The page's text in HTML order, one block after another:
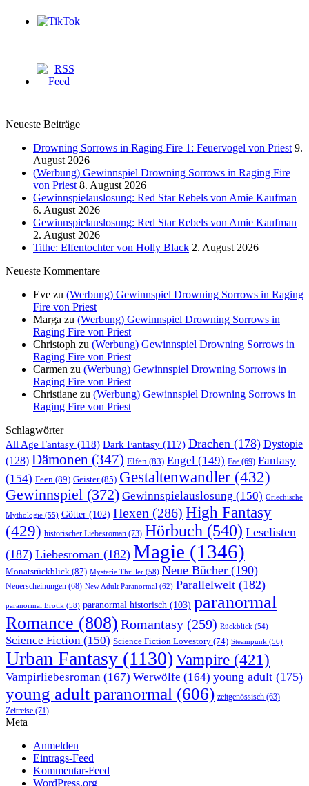
Neueste Beiträge
Drowning Sorrows in Raging Fire 1: Feuervogel von Priest 9.
August 2026
(Werbung) Gewinnspiel Drowning Sorrows in Raging Fire
von Priest 8. August 2026
Gewinnspielauslosung: Red Star Rebels von Amie Kaufman
6. August 2026
Gewinnspielauslosung: Red Star Rebels von Amie Kaufman
2. August 2026
Tithe: Elfentochter von Holly Black 2. August 2026
Neueste Kommentare
Eve zu (Werbung) Gewinnspiel Drowning Sorrows in Raging
Fire von Priest
Marga zu (Werbung) Gewinnspiel Drowning Sorrows in
Raging Fire von Priest
Christoph zu (Werbung) Gewinnspiel Drowning Sorrows in
Raging Fire von Priest
Carmen zu (Werbung) Gewinnspiel Drowning Sorrows in
Raging Fire von Priest
Christiane zu (Werbung) Gewinnspiel Drowning Sorrows in
Raging Fire von Priest
Schlagwörter
All Age Fantasy (118) Dark Fantasy (117) Drachen (178) Dystopie
(128) Dämonen (347) Elfen (83) Engel (149) Fae (69) Fantasy
(154) Feen (89) Geister(85) Gestaltenwandler (432)
Gewinnspiel (372) Gewinnspielauslosung (150) Griechische
Mythologie (55) Götter (102) Hexen (286) High Fantasy
(429) historischer Liebesroman (73) Hörbuch (540) Leselisten
(187) Liebesroman (182) Magie (1346)
Monatsrückblick (87) Mysterie Thriller (58) Neue Bücher (190)
Neuerscheinungen (68) New Adult Paranormal (62) Parallelwelt (182)
paranormal Erotik (58) paranormal historisch (103) paranormal
Romance (808) Romantasy (259) Rückblick (54)
Science Fiction (150) Science Fiction Lovestory (74) Steampunk (56)
Urban Fantasy (1130) Vampire (421)
Vampirliebesroman (167) Werwölfe (164) young adult (175)
young adult paranormal (606) zeitgenössisch (63)
Zeitreise (71)
Meta
Anmelden
Eintrags-Feed
Kommentar-Feed
WordPress.org